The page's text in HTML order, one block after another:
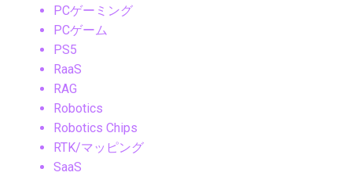
PCゲーミング
PCゲーム
PS5
RaaS
RAG
Robotics
Robotics Chips
RTK/マッピング
SaaS